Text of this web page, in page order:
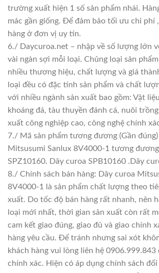
trường xuất hiện 1 số sản phẩm nhái.
mác gần giống. Để đảm bảo tối ưu chi phí
hàng ở đơn vị uy tín.
6./ Daycuroa.net – nhập về số lượng lớn
vài ngàn sợi mỗi loại. Chủng loại sản
nhiều thương hiệu, chất lượng và giá
loại đều có đặc tính sản phẩm và chất
với nhiều ngành sản xuất bao gồm: Vật
khoáng đá, tàu thuyền đánh cá, nuôi
xuất công nghiệp cao, công nghệ chính
7./ Mã sản phẩm tương đương (Gần
Mitsusumi Sanlux 8V4000-1 tương
SPZ10160. Dây curoa SPB10160 .Dây
8./ Chính sách bán hàng: Dây curoa
8V4000-1 là sản phẩm chất lượng theo
xuất. Do tốc độ bán hàng rất nhanh, nên
loại mới nhất, thời gian sản xuất còn rất
cam kết giao đúng, giao đủ và giao chính
hàng yêu cầu. Để tránh nhưng sai xót
khách hàng vui lòng liên hệ
chính xác. Hiện có áp dụng chính sách